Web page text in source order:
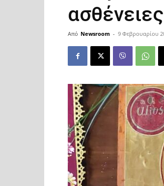
Από Newsroom - 9 Φεβρουαρίου